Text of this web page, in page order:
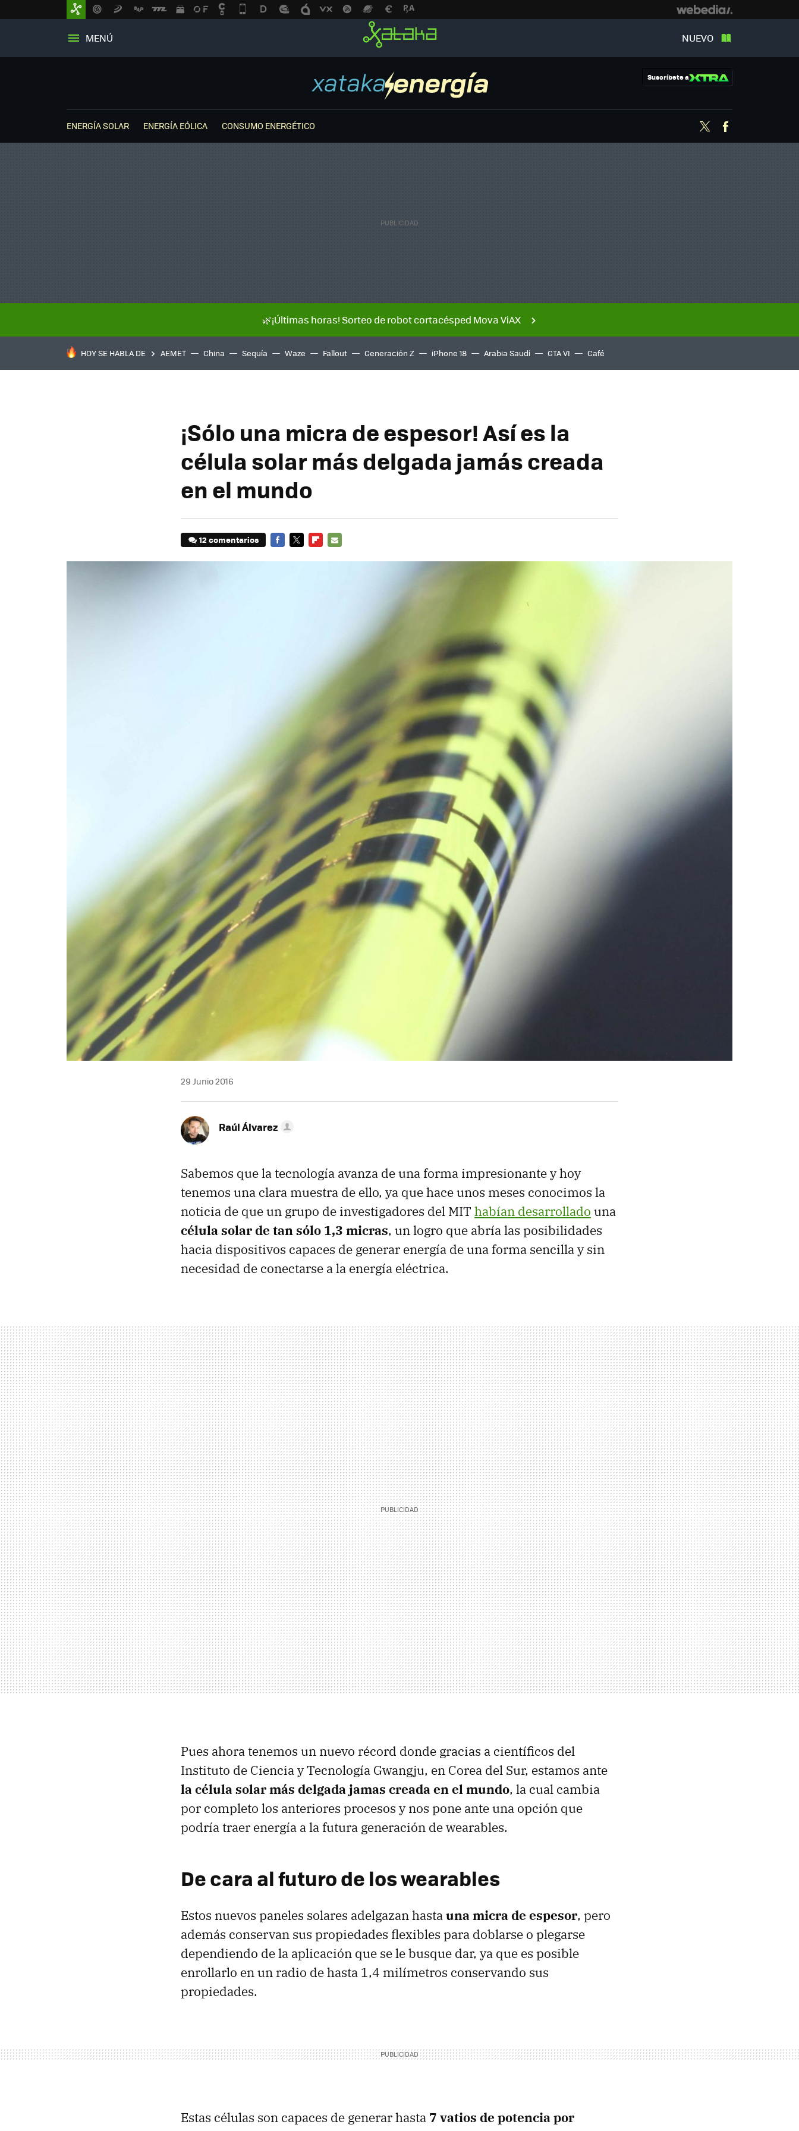
MENÚ NUEVO
Suscríbete a
ENERGÍA SOLAR ENERGÍA EÓLICA CONSUMO ENERGÉTICO Twitter
🌿¡Últimas horas! Sorteo de robot cortacésped Mova ViAX
HOY SE HABLA DE AEMET China Sequía Waze Fallout Generación Z iPhone 18 Arabia Saudí GTA VI Café
¡Sólo una micra de espesor! Así es la
célula solar más delgada jamás creada
en el mundo
12 comentarios
29 Junio 2016
Raúl Álvarez
Sabemos que la tecnología avanza de una forma impresionante y hoy
tenemos una clara muestra de ello, ya que hace unos meses conocimos la
noticia de que un grupo de investigadores del MIT habían desarrollado una
célula solar de tan sólo 1,3 micras, un logro que abría las posibilidades
hacia dispositivos capaces de generar energía de una forma sencilla y sin
necesidad de conectarse a la energía eléctrica.
Pues ahora tenemos un nuevo récord donde gracias a científicos del
Instituto de Ciencia y Tecnología Gwangju, en Corea del Sur, estamos ante
la célula solar más delgada jamas creada en el mundo, la cual cambia
por completo los anteriores procesos y nos pone ante una opción que
podría traer energía a la futura generación de wearables.
De cara al futuro de los wearables
Estos nuevos paneles solares adelgazan hastauna micra de espesor, pero
además conservan sus propiedades flexibles para doblarse o plegarse
dependiendo de la aplicación que se le busque dar, ya que es posible
enrollarlo en un radio de hasta 1,4 milímetros conservando sus
propiedades.
Estas células son capaces de generar hasta 7 vatios de potencia por